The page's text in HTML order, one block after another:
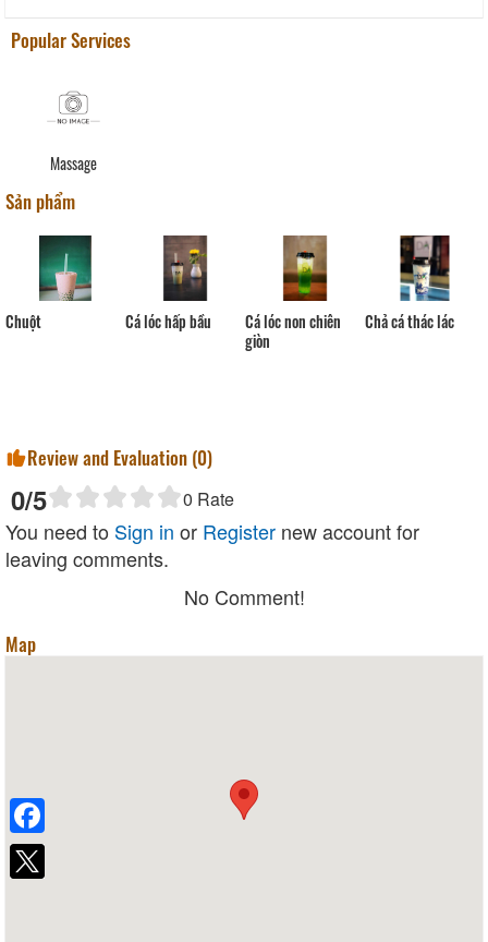
Popular Services
Massage
Sản phẩm
Cá lóc hấp bầu
Cá lóc non chiên
Chả cá thác lác Mực
Review and Evaluation (0)
0/5 0 Rate
You need to Sign in or Register new account for
leaving comments.
No Comment!
Map
Facebook